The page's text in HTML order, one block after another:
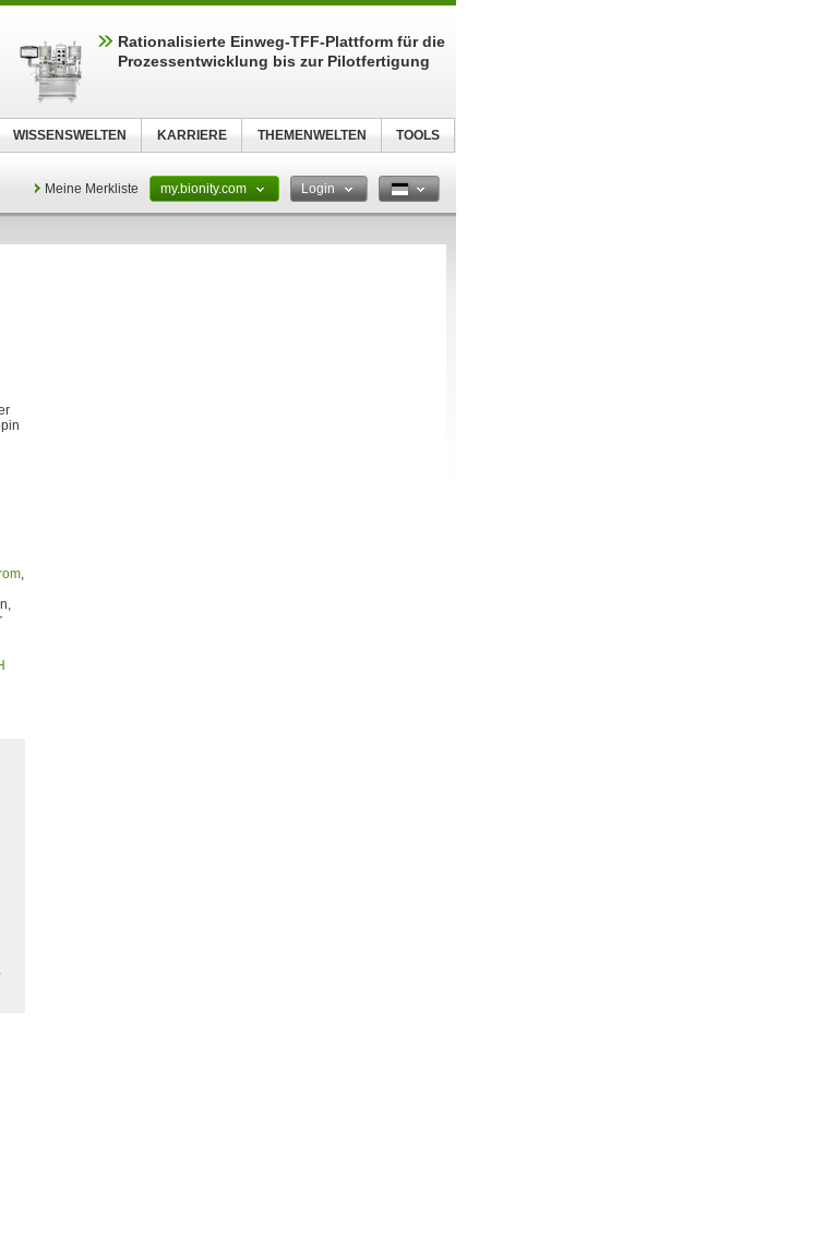
Meine Merkliste my.bionity.com Login
,
Rationalisierte Einweg-TFF-Plattform für die
Prozessentwicklung bis zur Pilotfertigung
WISSENSWELTEN KARRIERE THEMENWELTEN TOOLS